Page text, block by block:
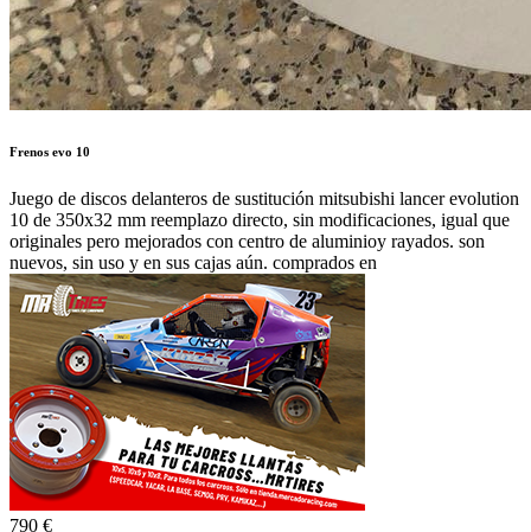
10 de 350x32 mm reemplazo directo, sin modificaciones, igual que
originales pero mejorados con centro de aluminioy rayados. son
nuevos, sin uso y en sus cajas aún. comprados en
790 €
Autor: